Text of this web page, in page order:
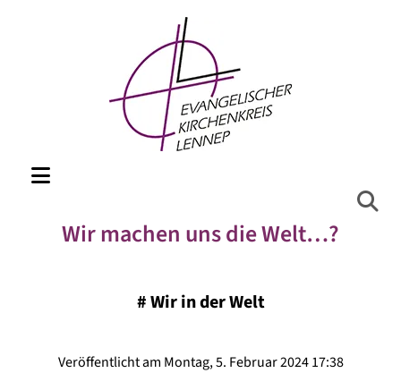
Wir machen uns die Welt…?
#Wir in der Welt
Veröffentlicht am Montag, 5. Februar 2024 17:38